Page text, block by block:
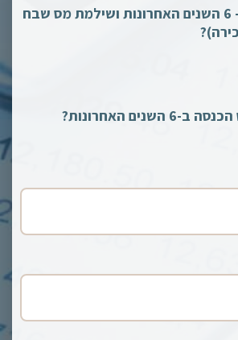
האם מכרת נכס ב- 6 השנים האחרונות ושילמת מס שבח
האחרונות?